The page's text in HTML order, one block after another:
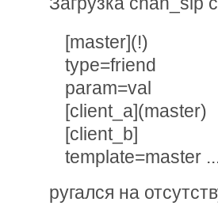
[master](!)
type=friend
param=val
[client_a](master)
[client_b]
template=master
ругался на